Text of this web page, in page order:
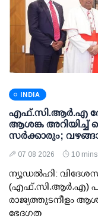
INDIA
എഫ്.സി.ആര്‍.എ
ആശങ്ക
സര്‍ക്കാരും;
07 08 2026 10 mins
ന്യൂഡല്‍ഹി:
(എഫ്.സി.ആര്‍.എ)
രാജ്യത്തുടനീളം
ഭേദഗത